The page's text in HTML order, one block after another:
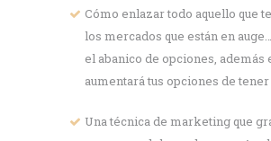
Cómo enlazar todo aquello que
los mercados que están en
el abanico de opciones, además
aumentará tus opciones de tener
Una técnica de marketing que